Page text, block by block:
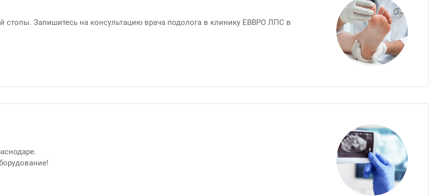
стопы. Запишитесь на консультацию врача подолога в клинику ЕВВРО ЛПС в